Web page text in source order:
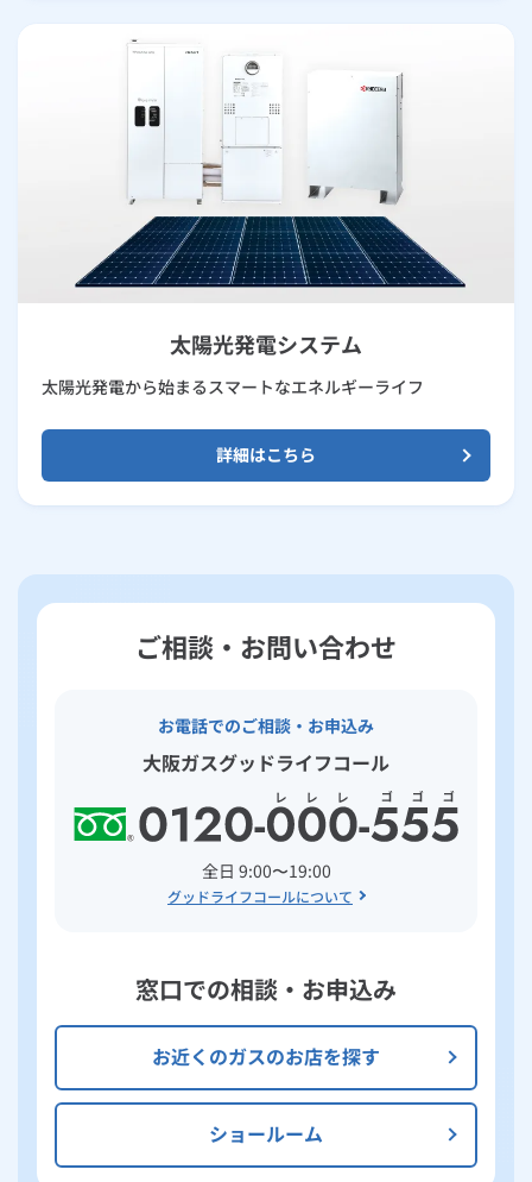
太陽光発電システム
太陽光発電から始まるスマートなエネルギーライフ
詳細はこちら
ご相談・お問い合わせ
お電話でのご相談・お申込み
大阪ガスグッドライフコール
全日 9:00〜19:00
グッドライフコールについて
窓口での相談・お申込み
お近くのガスのお店を探す
ショールーム